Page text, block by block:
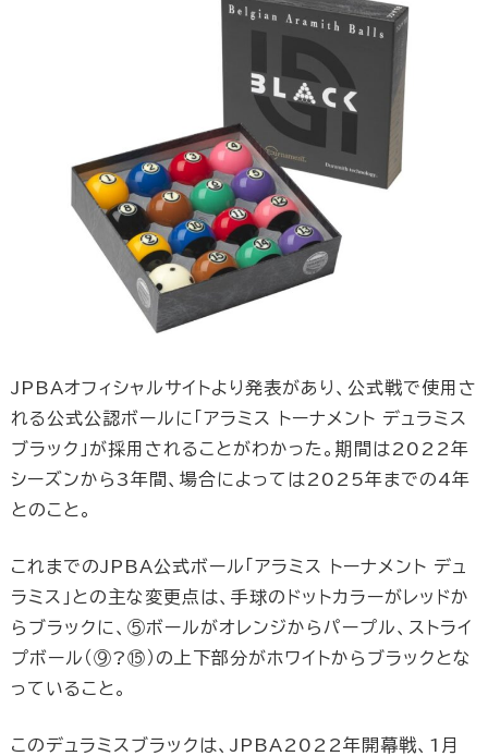
JPBAオフィシャルサイトより発表があり、公式戦で使用さ
れる公式公認ボールに「アラミス トーナメント デュラミス
ブラック」が採用されることがわかった。期間は2022年
シーズンから3年間、場合によっては2025年までの4年
とのこと。
これまでのJPBA公式ボール「アラミス トーナメント デュ
ラミス」との主な変更点は、手球のドットカラーがレッドか
らブラックに、⑤ボールがオレンジからパープル、ストライ
プボール（⑨?⑮）の上下部分がホワイトからブラックとな
っていること。
このデュラミスブラックは、JPBA2022年開幕戦、1月